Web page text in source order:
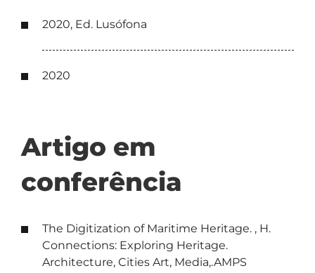
2020, Ed. Lusófona
2020
Artigo em
conferência
The Digitization of Maritime Heritage. , H.
Connections: Exploring Heritage.
Architecture, Cities Art, Media,.AMPS